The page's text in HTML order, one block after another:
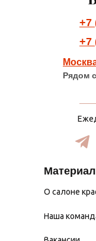
Рядом
+7
+7
Наша
О салоне